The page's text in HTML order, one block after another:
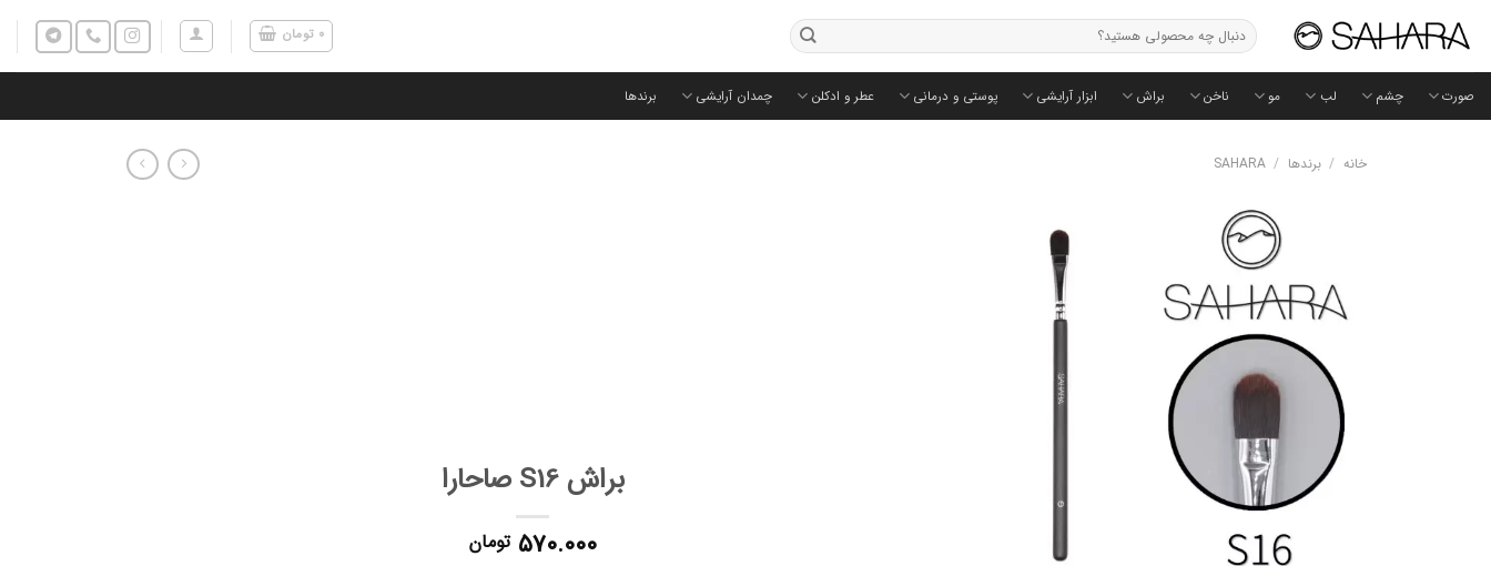
جستجو
برای:
۰ تومان
صورت چشم لب مو ناخن براش ابزار آرایشی پوستی و درمانی عطر و ادکلن چمدان آرایشی برندها
خانه / برندها /
SAHARA
براش S16 صاحارا
۵۷۰.۰۰۰ تومان